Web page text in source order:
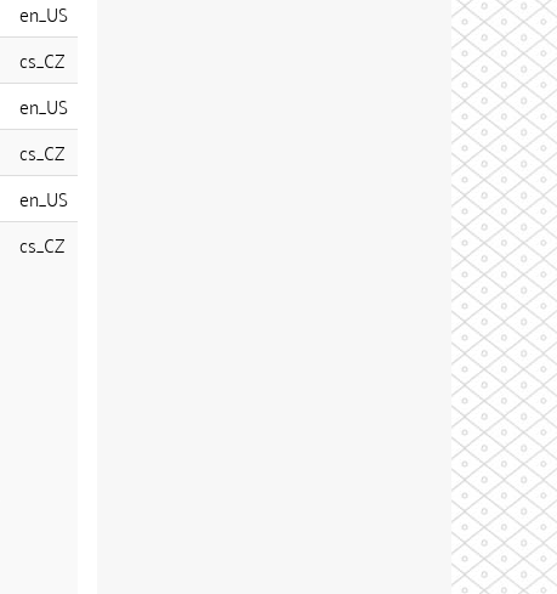
en_US
cs_CZ
en_US
cs_CZ
en_US
cs_CZ